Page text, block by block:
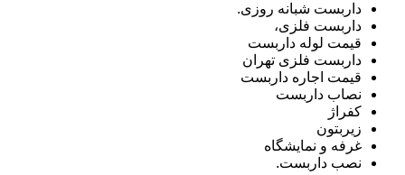
داربست شبانه روزی.
داربست فلزی،
قیمت لوله داربست
داربست فلزی تهران
قیمت اجاره داربست
نصاب داربست
کفراژ
زیربتون
غرفه و نمایشگاه
نصب داربست.